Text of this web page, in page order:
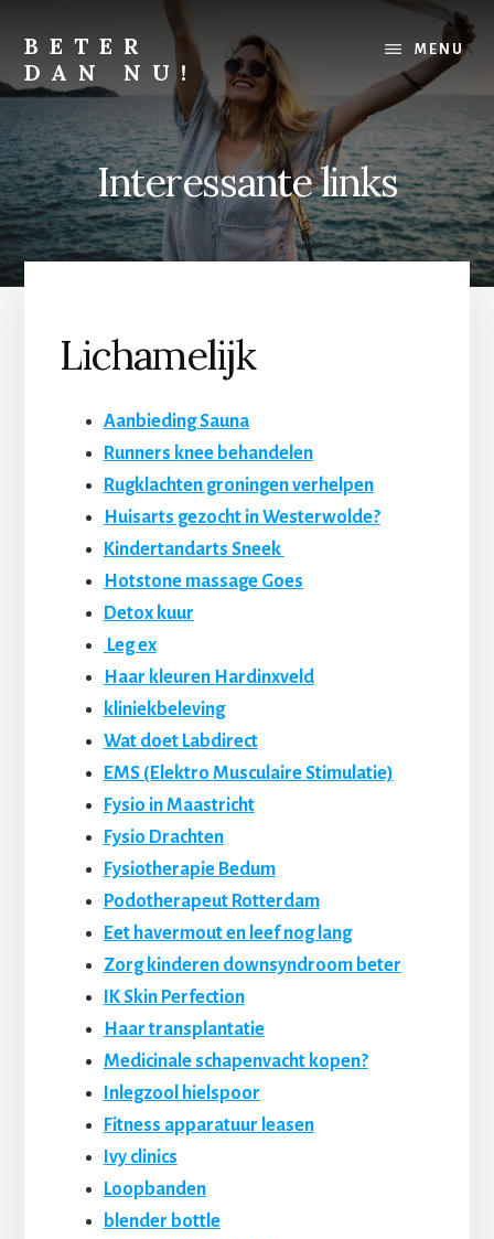
content
footer
BETER
DAN NU!
Lichamelijk,
mentaal
of
financieel,
alles
kan
altijd
MENU
Interessante links
Lichamelijk
Aanbieding Sauna
Runners knee behandelen
Rugklachten groningen verhelpen
Huisarts gezocht in Westerwolde?
Kindertandarts Sneek
Hotstone massage Goes
Detox kuur
Leg ex
Haar kleuren Hardinxveld
kliniekbeleving
Wat doet Labdirect
EMS (Elektro Musculaire Stimulatie)
Fysio in Maastricht
Fysio Drachten
Fysiotherapie Bedum
Podotherapeut Rotterdam
Eet havermout en leef nog lang
Zorg kinderen downsyndroom beter
IK Skin Perfection
Haar transplantatie
Medicinale schapenvacht kopen?
Inlegzool hielspoor
Fitness apparatuur leasen
Ivy clinics
Loopbanden
blender bottle